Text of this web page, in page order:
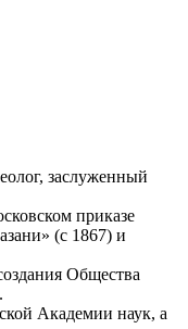
заслуженный
приказе
(с 1867) и
Общества
Академии наук, а